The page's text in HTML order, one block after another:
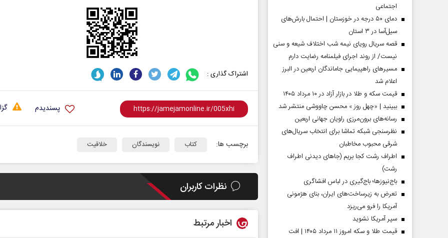
اشتراک گذاری :
پسندیدم
برچسب ها: کتاب نویسندگان خلاقیت
نظرات کاربران
اخبار مرتبط
اجتماعی
دمای ۵۰ درجه در خوزستان | احتمال بارش‌های
سیل‌آسا در ۳ استان
قصه سریال رویای نیمه شب اختلاف شیعه و سنی
نیست/ از روند اجرای فیلمنامه رضایت دارم
مسیر‌های راهپیمایی جاماندگان اربعین در البرز
اعلام شد
قیمت سکه و طلا در بازار آزاد در ۱۰ مرداد ۱۴۰۵
ببینید | «چهل روز » محسن چاووشی منتشر شد
رسانه‌های برون‌مرزی راویان جهانی اربعین
نظرسنجی شبکه تماشا برای انتخاب سریال‌های
شرقی محبوب مخاطبان
اطراف رشت کجا بریم (جاهای دیدنی اطراف
رشت)
باج‌نیوزها؛ باج‌گیری در لباس افشاگری
تعرض به زیرساخت‌های ایران، بنای هژمونی
آمریکا را فرو می‌ریزد
سپر آمریکا نشوید
قیمت طلا و سکه امروز ۱۱ مرداد ۱۴۰۵ | افت
صفحات نخست روزنامه ها‌ی‌سه‌شنبه ۶ مردادماه صفحات نخست روزنامه ها‌ی یکشنبه ۴ مردادماه صفحات نخست روزنامه ها‌ی شنبه ۳ مردادماه